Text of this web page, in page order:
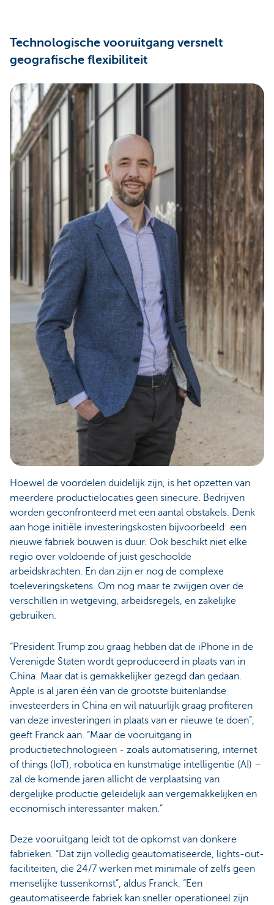
Technologische vooruitgang versnelt
geografische flexibiliteit
Hoewel de voordelen duidelijk zijn, is het opzetten van
meerdere productielocaties geen sinecure. Bedrijven
worden geconfronteerd met een aantal obstakels. Denk
aan hoge initiële investeringskosten bijvoorbeeld: een
nieuwe fabriek bouwen is duur. Ook beschikt niet elke
regio over voldoende of juist geschoolde
arbeidskrachten. En dan zijn er nog de complexe
toeleveringsketens. Om nog maar te zwijgen over de
verschillen in wetgeving, arbeidsregels, en zakelijke
gebruiken.
“President Trump zou graag hebben dat de iPhone in de
Verenigde Staten wordt geproduceerd in plaats van in
China. Maar dat is gemakkelijker gezegd dan gedaan.
Apple is al jaren één van de grootste buitenlandse
investeerders in China en wil natuurlijk graag profiteren
van deze investeringen in plaats van er nieuwe te doen”,
geeft Franck aan. “Maar de vooruitgang in
productietechnologieën - zoals automatisering, internet
of things (IoT), robotica en kunstmatige intelligentie (AI) –
zal de komende jaren allicht de verplaatsing van
dergelijke productie geleidelijk aan vergemakkelijken en
economisch interessanter maken.”
Deze vooruitgang leidt tot de opkomst van donkere
fabrieken. “Dat zijn volledig geautomatiseerde, lights-out-
faciliteiten, die 24/7 werken met minimale of zelfs geen
menselijke tussenkomst”, aldus Franck. “Een
geautomatiseerde fabriek kan sneller operationeel zijn